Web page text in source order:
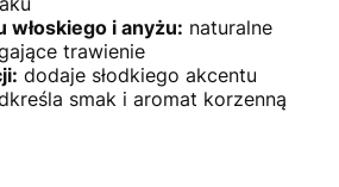
włoskiego i anyżu: naturalne
trawienie
dodaje słodkiego akcentu
smak i aromat korzenną